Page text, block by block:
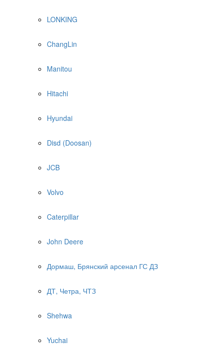
LONKING
ChangLin
Manitou
Hitachi
Hyundai
Disd (Doosan)
JCB
Volvo
Caterpillar
John Deere
Дормаш, Брянский арсенал ГС ДЗ
ДТ, Четра, ЧТЗ
Shehwa
Yuchai